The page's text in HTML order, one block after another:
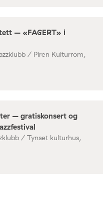
– «FAGERT» i
/ Piren Kulturrom,
– gratiskonsert og
/ Tynset kulturhus,